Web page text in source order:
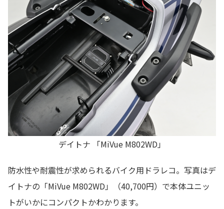
デイトナ 「MiVue M802WD」
防水性や耐震性が求められるバイク用ドラレコ。写真はデ
イトナの「MiVue M802WD」（40,700円）で本体ユニッ
トがいかにコンパクトかわかります。